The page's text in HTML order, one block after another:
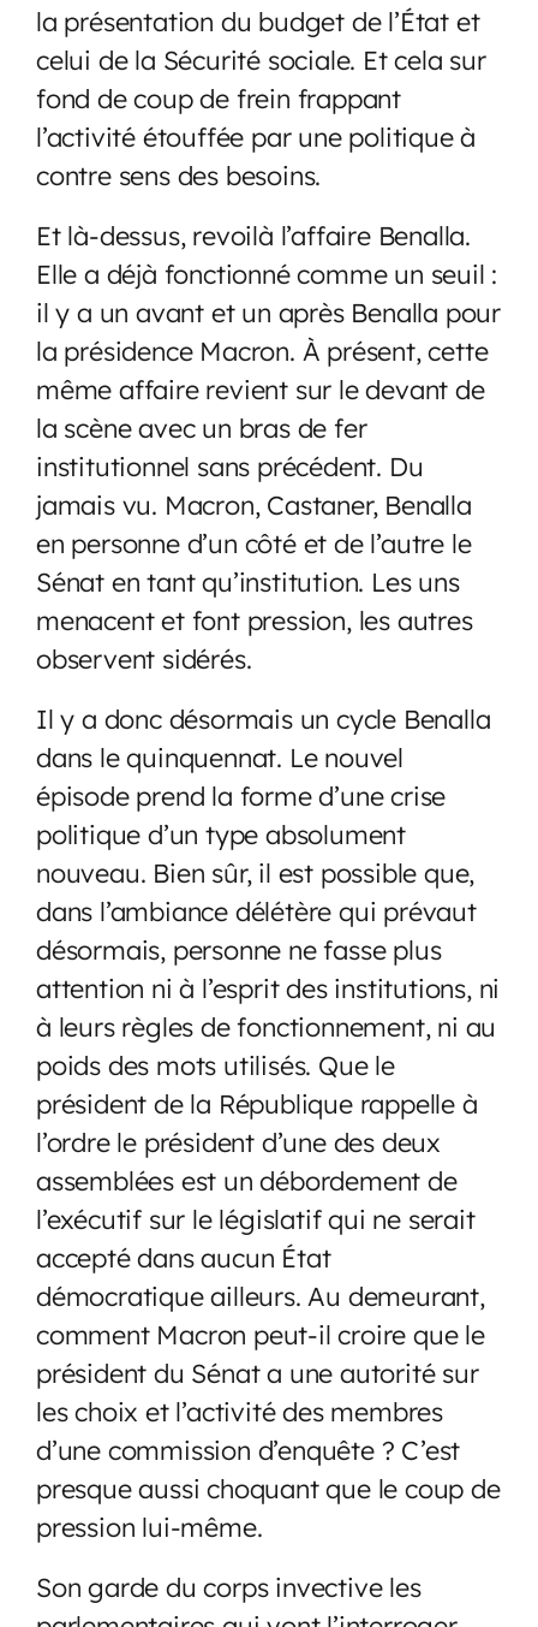
la présentation du budget de l’État et
celui de la Sécurité sociale. Et cela sur
fond de coup de frein frappant
l’activité étouffée par une politique à
contre sens des besoins.
Et là-dessus, revoilà l’affaire Benalla.
Elle a déjà fonctionné comme un seuil :
il y a un avant et un après Benalla pour
la présidence Macron. À présent, cette
même affaire revient sur le devant de
la scène avec un bras de fer
institutionnel sans précédent. Du
jamais vu. Macron, Castaner, Benalla
en personne d’un côté et de l’autre le
Sénat en tant qu’institution. Les uns
menacent et font pression, les autres
observent sidérés.
Il y a donc désormais un cycle Benalla
dans le quinquennat. Le nouvel
épisode prend la forme d’une crise
politique d’un type absolument
nouveau. Bien sûr, il est possible que,
dans l’ambiance délétère qui prévaut
désormais, personne ne fasse plus
attention ni à l’esprit des institutions, ni
à leurs règles de fonctionnement, ni au
poids des mots utilisés. Que le
président de la République rappelle à
l’ordre le président d’une des deux
assemblées est un débordement de
l’exécutif sur le législatif qui ne serait
accepté dans aucun État
démocratique ailleurs. Au demeurant,
comment Macron peut-il croire que le
président du Sénat a une autorité sur
les choix et l’activité des membres
d’une commission d’enquête ? C’est
presque aussi choquant que le coup de
pression lui-même.
Son garde du corps invective les